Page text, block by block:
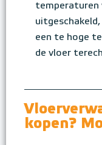
een te hoge
de vloer
kopen?